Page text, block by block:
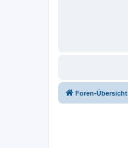
Foren-Übersicht